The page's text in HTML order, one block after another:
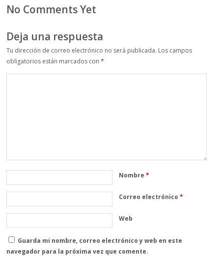
No Comments Yet
Deja una respuesta
Tu dirección de correo electrónico no será publicada. Los campos
obligatorios están marcados con*
Nombre*
Correo electrónico*
Web
Guarda mi nombre, correo electrónico y web en este
navegador para la próxima vez que comente.